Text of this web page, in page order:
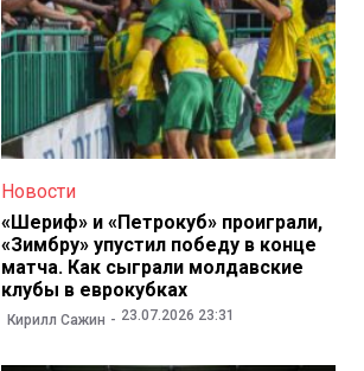
Новости
«Шериф» и «Петрокуб» проиграли,
«Зимбру» упустил победу в конце
матча. Как сыграли молдавские
клубы в еврокубках
Кирилл Сажин 23.07.2026 23:31